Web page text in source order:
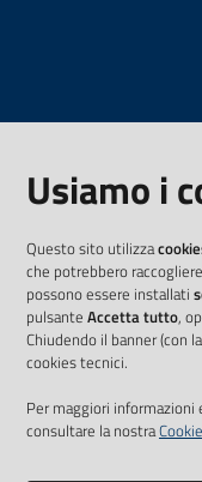
Usiamo i
Questo sito utilizza
che potrebbero
possono essere installati
pulsante Accetta tutto,
Chiudendo il banner (con
cookies tecnici.
Per maggiori
consultare la nostra